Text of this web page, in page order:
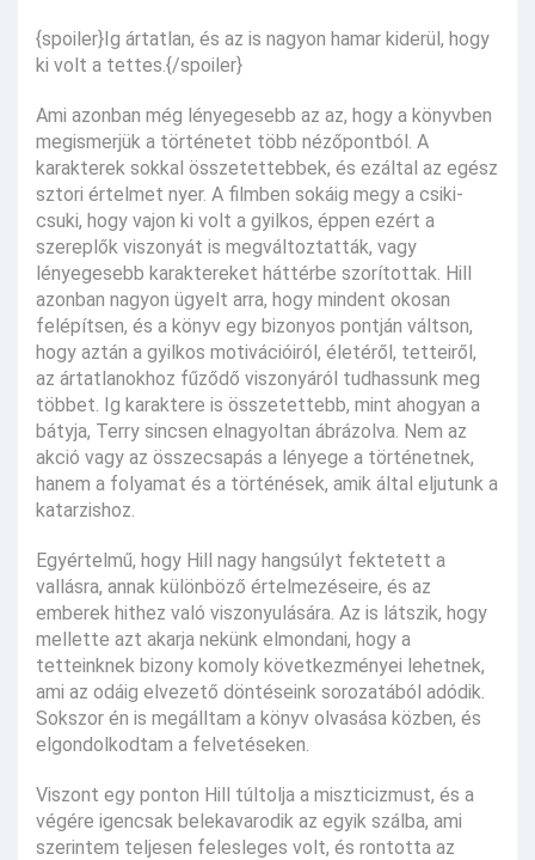
{spoiler}Ig ártatlan, és az is nagyon hamar kiderül, hogy
ki volt a tettes.{/spoiler}
Ami azonban még lényegesebb az az, hogy a könyvben
megismerjük a történetet több nézőpontból. A
karakterek sokkal összetettebbek, és ezáltal az egész
sztori értelmet nyer. A filmben sokáig megy a csiki-
csuki, hogy vajon ki volt a gyilkos, éppen ezért a
szereplők viszonyát is megváltoztatták, vagy
lényegesebb karaktereket háttérbe szorítottak. Hill
azonban nagyon ügyelt arra, hogy mindent okosan
felépítsen, és a könyv egy bizonyos pontján váltson,
hogy aztán a gyilkos motivációiról, életéről, tetteiről,
az ártatlanokhoz fűződő viszonyáról tudhassunk meg
többet. Ig karaktere is összetettebb, mint ahogyan a
bátyja, Terry sincsen elnagyoltan ábrázolva. Nem az
akció vagy az összecsapás a lényege a történetnek,
hanem a folyamat és a történések, amik által eljutunk a
katarzishoz.
Egyértelmű, hogy Hill nagy hangsúlyt fektetett a
vallásra, annak különböző értelmezéseire, és az
emberek hithez való viszonyulására. Az is látszik, hogy
mellette azt akarja nekünk elmondani, hogy a
tetteinknek bizony komoly következményei lehetnek,
ami az odáig elvezető döntéseink sorozatából adódik.
Sokszor én is megálltam a könyv olvasása közben, és
elgondolkodtam a felvetéseken.
Viszont egy ponton Hill túltolja a miszticizmust, és a
végére igencsak belekavarodik az egyik szálba, ami
szerintem teljesen felesleges volt, és rontotta az